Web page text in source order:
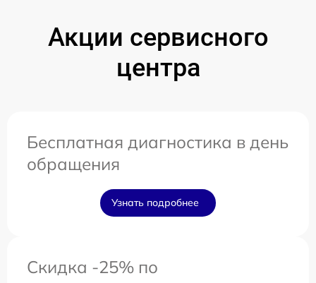
Акции сервисного
центра
Бесплатная диагностика в день
обращения
Узнать подробнее
Скидка -25% по